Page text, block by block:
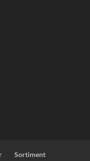
Sortiment